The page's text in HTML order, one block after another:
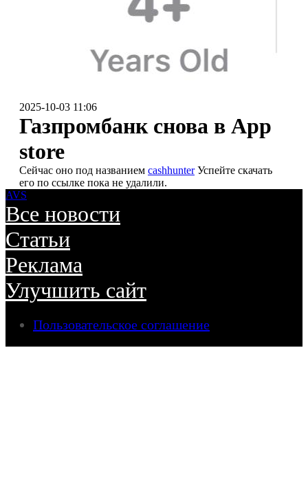
2025-10-03 11:06
Газпромбанк снова в App
store
Сейчас оно под названием cashhunterУспейте скачать
его по ссылке пока не удалили.
AVS
Все новости
Статьи
Реклама
Улучшить сайт
Пользовательское соглашение